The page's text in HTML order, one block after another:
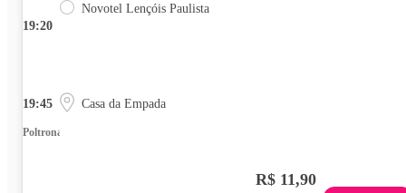
19:20
Novotel Lençóis Paulista
19:45 Casa da Empada
Poltrona
R$ 11,90